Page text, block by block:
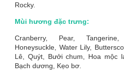
Rocky.
Mùi hương đặc trưng:
Cranberry, Pear, Tangerine,
Honeysuckle, Water Lily,
Lê, Quýt, Bưởi chum, Hoa mộc
Bạch dương, Kẹo bơ.